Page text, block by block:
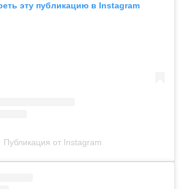
эту публикацию в Instagram
Публикация от Instagram